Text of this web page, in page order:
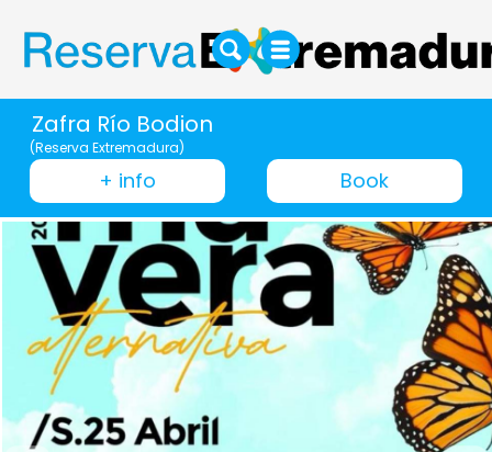
Zafra Río Bodion
(Reserva Extremadura)
+ info Book